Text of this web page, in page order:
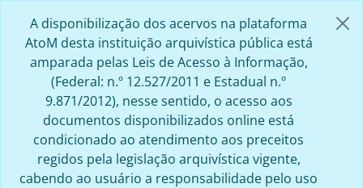
A disponibilização dos acervos na plataforma
AtoM desta instituição arquivística pública está
amparada pelas Leis de Acesso à Informação,
(Federal: n.º 12.527/2011 e Estadual n.º
9.871/2012), nesse sentido, o acesso aos
documentos disponibilizados online está
condicionado ao atendimento aos preceitos
regidos pela legislação arquivística vigente,
cabendo ao usuário a responsabilidade pelo uso